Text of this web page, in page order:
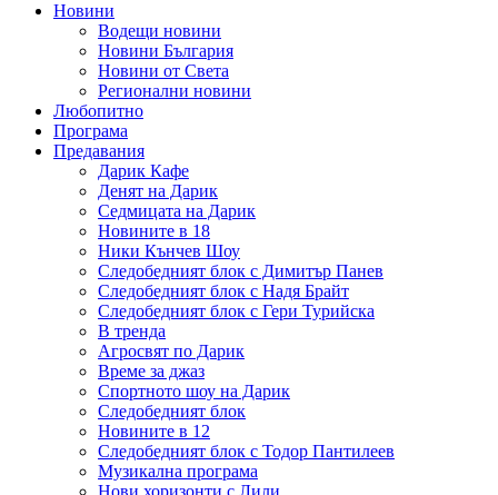
Новини
Водещи новини
Новини България
Новини от Света
Регионални новини
Любопитно
Програма
Предавания
Дарик Кафе
Денят на Дарик
Седмицата на Дарик
Новините в 18
Ники Кънчев Шоу
Следобедният блок с Димитър Панев
Следобедният блок с Надя Брайт
Следобедният блок с Гери Турийска
В тренда
Агросвят по Дарик
Време за джаз
Спортното шоу на Дарик
Следобедният блок
Новините в 12
Следобедният блок с Тодор Пантилеев
Музикална програма
Нови хоризонти с Лили